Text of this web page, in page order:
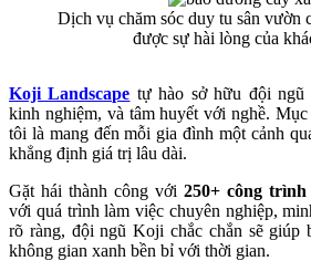
Dịch vụ chăm sóc duy tu sân vườn
được sự hài lòng của
Koji Landscape tự hào sở hữu đội ngũ
kinh nghiệm, và tâm huyết với nghề.
tôi là mang đến mỗi gia đình một cảnh
khẳng định giá trị lâu dài.
Gặt hái thành công với 250+ công
với quá trình làm việc chuyên nghiệp,
rõ ràng, đội ngũ Koji chắc chắn sẽ giúp
không gian xanh bền bỉ với thời gian.